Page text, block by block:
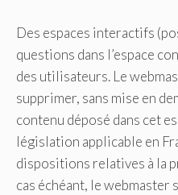
Des espaces interactifs
questions dans l’espace
des utilisateurs. Le
supprimer, sans mise en
contenu déposé dans cet
législation applicable en
dispositions relatives à la
cas échéant, le webmaster